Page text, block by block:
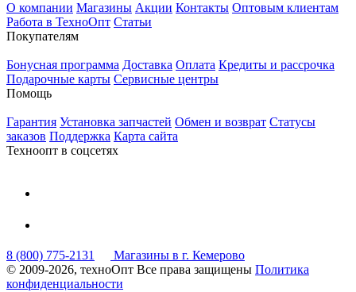
О компании Магазины Акции Контакты Оптовым клиентам
Работа в ТехноОпт Статьи
Покупателям
Бонусная программа Доставка Оплата Кредиты и рассрочка
Подарочные карты Сервисные центры
Помощь
Гарантия Установка запчастей Обмен и возврат Статусы
заказов Поддержка Карта сайта
Техноопт в соцсетях
8 (800) 775-2131
Магазины в г. Кемерово
© 2009-2026, техноОпт Все права защищены Политика
конфиденциальности